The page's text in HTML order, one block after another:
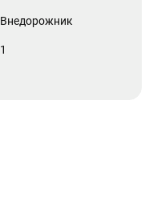
Внедорожник
1